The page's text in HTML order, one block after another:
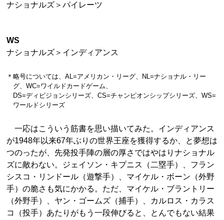
ナショナルズ＞パイレーツ
WS
ナショナルズ＞インディアンス
＊略号については、AL=アメリカン・リーグ、NL=ナショナル・リー
グ、WC=ワイルドカードゲーム、
DS=ディビジョンシリーズ、CS=チャンピオンシップシリーズ、WS=
ワールドシリーズ
一応はこういう筋書を思い描いてみた。インディアンス
が1948年以来67年ぶりの世界王座を獲得するか、と夢想は
つのったが、先発投手陣の層の厚さではやはりナショナル
ズに敵わない。ジェイソン・キプニス（二塁手）、フラン
シスコ・リンドール（遊撃手）、マイケル・ボーン（外野
手）の脆さも気にかかる。ただ、マイケル・ブラントリー
（外野手）、ヤン・ゴームズ（捕手）、カルロス・カラス
コ（投手）あたりがもう一段伸びると、とんでもない結果